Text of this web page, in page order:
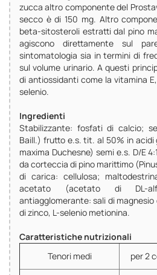
zucca altro componente del
secco è di 150 mg. Altro
beta-sitosteroli estratti dal pino
agiscono direttamente sul
sintomatologia sia in termini di
sul volume urinario. A questi
di antiossidanti come la vitamina
selenio.
Ingredienti
Stabilizzante: fosfati di calcio;
Baill.) frutto e.s. tit. al 50% in
maxima Duchesne) semi e.s. D/E
da corteccia di pino marittimo
di carica: cellulosa;
acetato (acetato di DL-
antiagglomerante: sali di
di zinco, L-selenio metionina.
Caratteristiche nutrizionali
Tenori medi
per 2